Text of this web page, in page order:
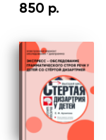
850 р.